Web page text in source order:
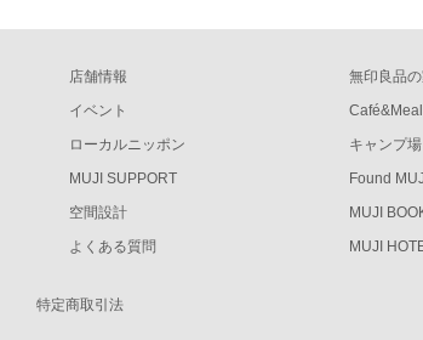
店舗情報
イベント
ローカルニッポン
MUJI SUPPORT
空間設計
よくある質問
無印良品
キャンプ場
Found
MUJI
MUJI
特定商取引法